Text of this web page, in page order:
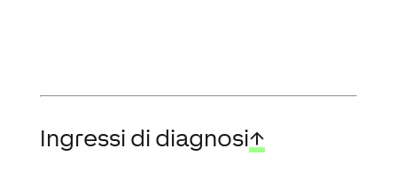
Ingressi di diagnosi↑